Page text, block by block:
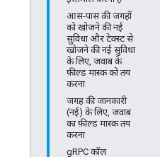
आस-पास की जगहों
को खोजने की नई
सुविधा और टेक्स्ट से
खोजने की नई सुविधा
के लिए, जवाब के
फ़ील्ड मास्क को तय
करना
जगह की जानकारी
(नई) के लिए, जवाब
का फ़ील्ड मास्क तय
करना
gRPC कॉल